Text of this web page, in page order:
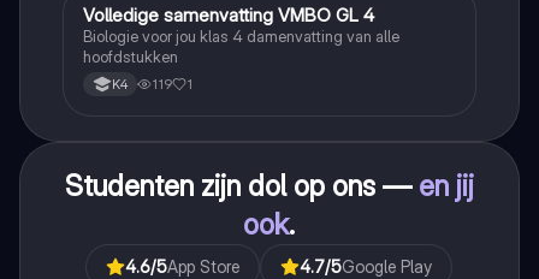
Biologie
Volledige samenvatting VMBO GL 4
Biologie voor jou klas 4 damenvatting van alle
hoofdstukken
K4 119 1
Studenten zijn dol op ons — en jij
ook.
4.6/5App Store 4.7/5Google Play